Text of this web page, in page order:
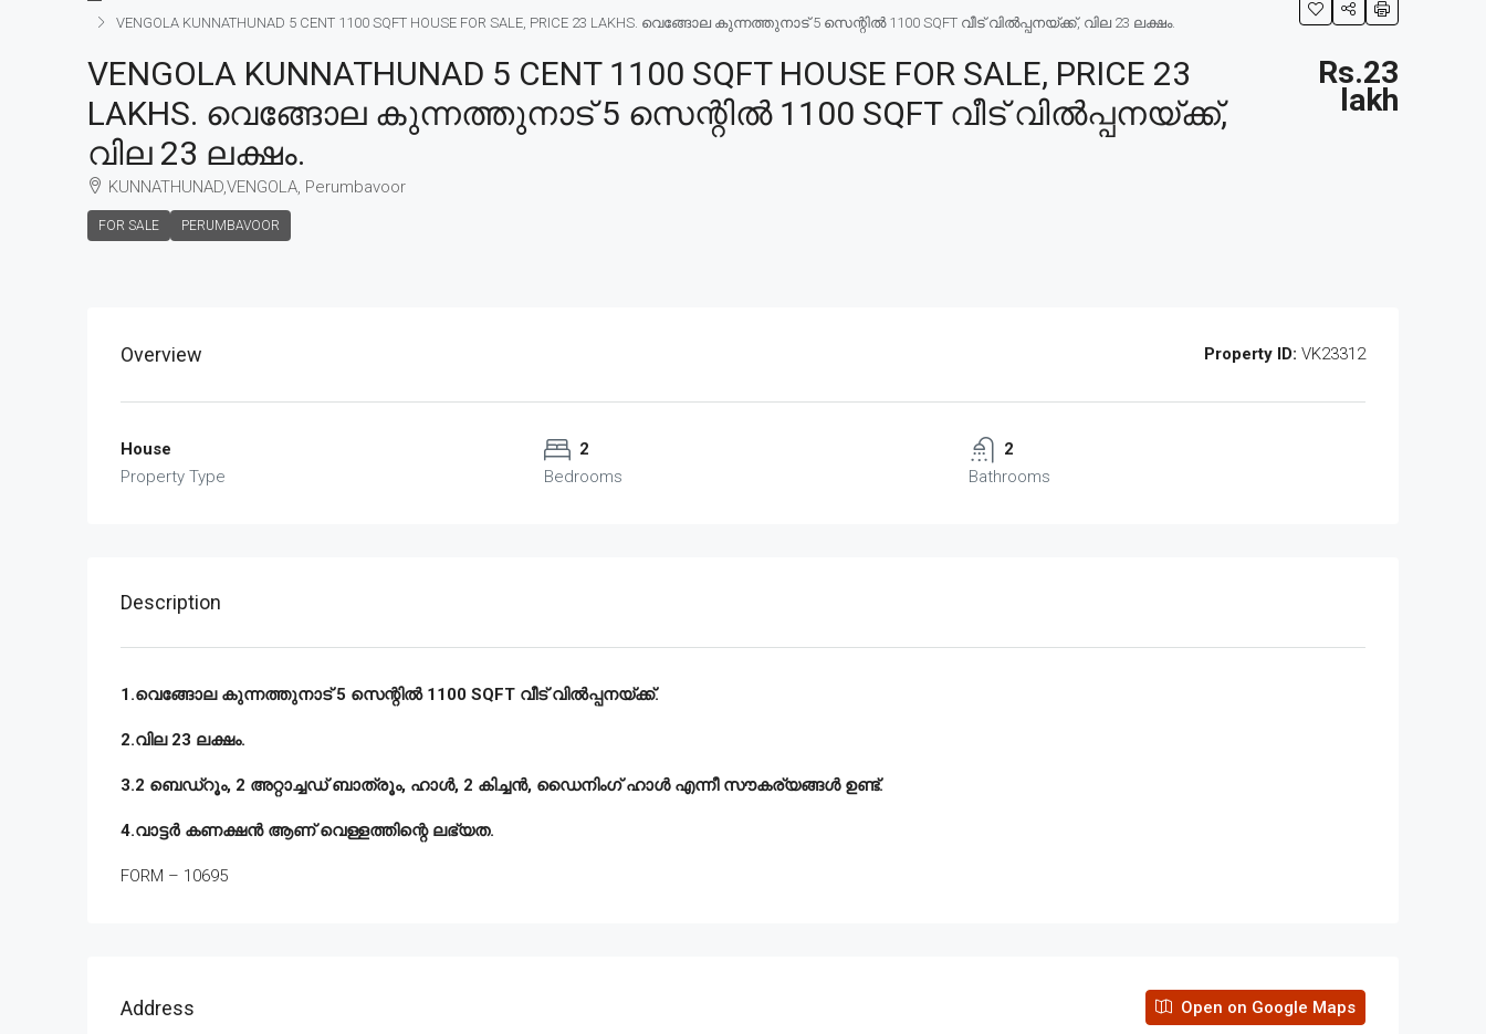
VENGOLA KUNNATHUNAD 5 CENT 1100 SQFT HOUSE FOR SALE, PRICE 23 LAKHS. വെങ്ങോല കുന്നത്തുനാട് 5 സെന്റിൽ 1100 SQFT വീട് വിൽപ്പനയ്ക്ക്, വില 23 ലക്ഷം.
VENGOLA KUNNATHUNAD 5 CENT 1100 SQFT HOUSE FOR SALE, PRICE 23
LAKHS. വെങ്ങോല കുന്നത്തുനാട് 5 സെന്റിൽ 1100 SQFT വീട് വിൽപ്പനയ്ക്ക്,
വില 23 ലക്ഷം.
KUNNATHUNAD,VENGOLA, Perumbavoor
FOR SALE PERUMBAVOOR
Rs.23
lakh
Overview Property ID: VK23312
House
Property Type
2
Bedrooms
2
Bathrooms
Description
1.വെങ്ങോല കുന്നത്തുനാട് 5 സെന്റിൽ 1100 SQFT വീട് വിൽപ്പനയ്ക്ക്.
2.വില 23 ലക്ഷം.
3.2 ബെഡ്‌റൂം, 2 അറ്റാച്ചഡ് ബാത്രൂം, ഹാൾ, 2 കിച്ചൻ, ഡൈനിംഗ് ഹാൾ എന്നീ സൗകര്യങ്ങൾ ഉണ്ട്.
4.വാട്ടർ കണക്ഷൻ ആണ് വെള്ളത്തിന്റെ ലഭ്യത.
FORM – 10695
Address Open on Google Maps